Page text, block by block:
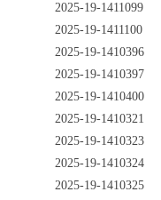
2025-19-1411099
2025-19-1411100
2025-19-1410396
2025-19-1410397
2025-19-1410400
2025-19-1410321
2025-19-1410323
2025-19-1410324
2025-19-1410325